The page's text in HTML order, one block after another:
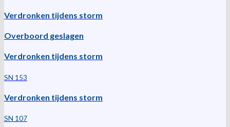
Verdronken tijdens storm
Overboord geslagen
Verdronken tijdens storm
SN 153
Verdronken tijdens storm
SN 107